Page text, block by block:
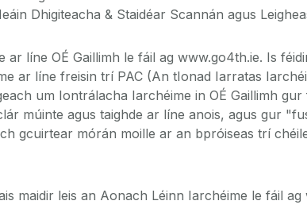
Dhigiteacha & Staidéar Scannán agus
ar líne OÉ Gaillimh le fáil ag www.go4th.ie. Is
ar líne freisin trí PAC (An tIonad Iarratas
um Iontrálacha Iarchéime in OÉ Gaillimh
múinte agus taighde ar líne anois, agus gur
gcuirtear mórán moille ar an bpróiseas trí
maidir leis an Aonach Léinn Iarchéime le fáil